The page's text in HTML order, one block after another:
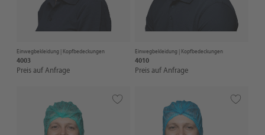
Einwegbekleidung | Kopfbedeckungen
4003
Preis auf Anfrage
Einwegbekleidung | Kopfbedeckungen
4010
Preis auf Anfrage